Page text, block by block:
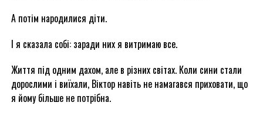
А потім народилися діти.
І я сказала собі: заради них я витримаю все.
Життя під одним дахом, але в різних світах. Коли сини стали
дорослими і виїхали, Віктор навіть не намагався приховати, що
я йому більше не потрібна.